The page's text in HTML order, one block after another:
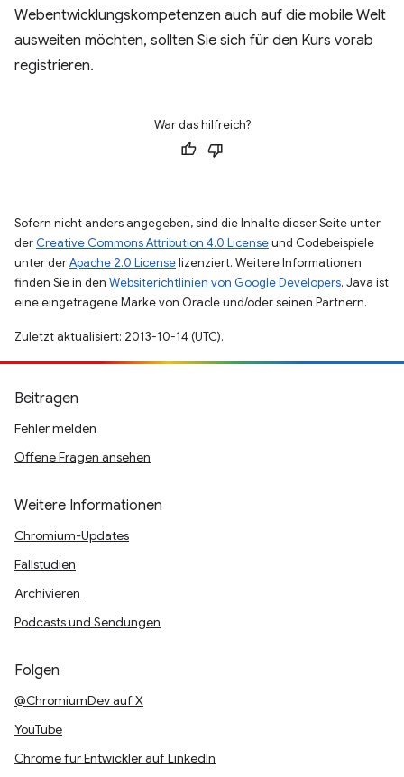
Webentwicklungskompetenzen auch auf die mobile Welt
ausweiten möchten, sollten Sie sich für den Kurs vorab
registrieren.
War das hilfreich?
Sofern nicht anders angegeben, sind die Inhalte dieser Seite unter
der Creative Commons Attribution 4.0 Licenseund Codebeispiele
unter derApache 2.0 Licenselizenziert. Weitere Informationen
finden Sie in den Websiterichtlinien von Google Developers. Java ist
eine eingetragene Marke von Oracle und/oder seinen Partnern.
Zuletzt aktualisiert: 2013-10-14 (UTC).
Beitragen
Fehler melden
Offene Fragen ansehen
Weitere Informationen
Chromium-Updates
Fallstudien
Archivieren
Podcasts und Sendungen
Folgen
@ChromiumDev auf X
YouTube
Chrome für Entwickler auf LinkedIn